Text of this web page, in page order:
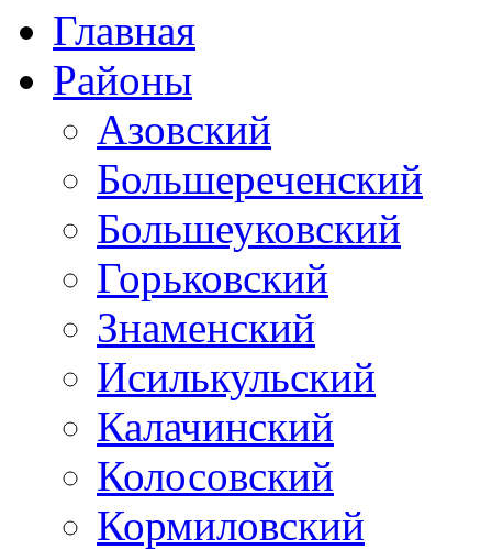
Главная
Районы
Азовский
Большереченский
Большеуковский
Горьковский
Знаменский
Исилькульский
Калачинский
Колосовский
Кормиловский